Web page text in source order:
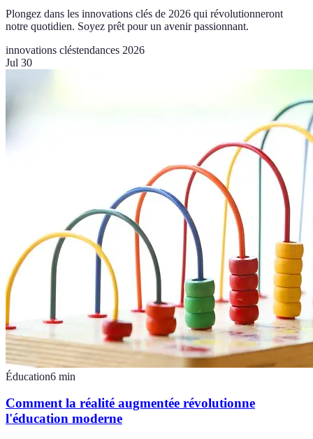
Plongez dans les innovations clés de 2026 qui révolutionneront
notre quotidien. Soyez prêt pour un avenir passionnant.
innovations cléstendances 2026
Jul 30
Éducation6 min
Comment la réalité augmentée révolutionne
l'éducation moderne